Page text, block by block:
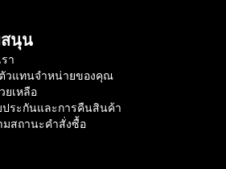
นุน
า
วแทนจำหน่ายของคุณ
ยเหลือ
ประกันและการคืนสินค้า
มสถานะคำสั่งซื้อ